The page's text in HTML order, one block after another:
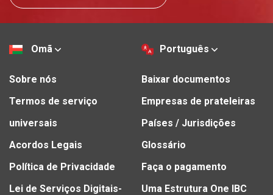
Omã Português
Sobre nós
Termos de serviço
universais
Acordos Legais
Política de Privacidade
Lei de Serviços Digitais-
Baixar documentos
Empresas de prateleiras
Países / Jurisdições
Glossário
Faça o pagamento
Uma Estrutura One IBC